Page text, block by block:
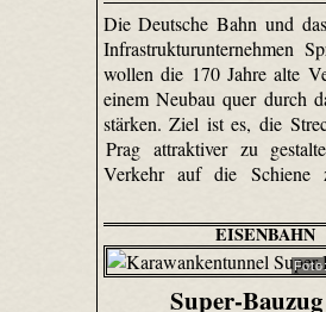
Die Deutsche Bahn und
Infrastrukturunternehmen
wollen die 170 Jahre alte
einem Neubau quer durch
stärken. Ziel ist es, die
Prag attraktiver zu
Verkehr auf die Schiene
EISENBAHN
Super-